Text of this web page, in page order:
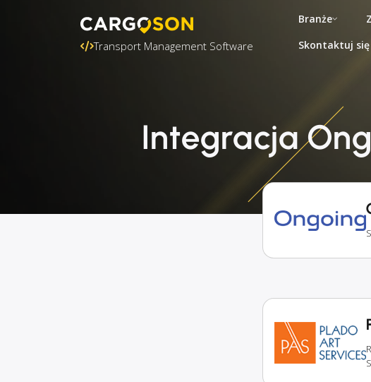
Transport Management Software
Branże
Skontaktuj
Integracja